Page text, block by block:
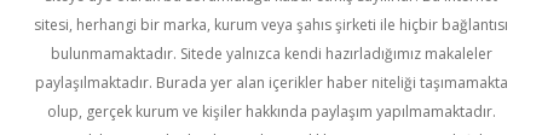
sitesi, herhangi bir marka, kurum veya şahıs şirketi ile hiçbir bağlantısı
bulunmamaktadır. Sitede yalnızca kendi hazırladığımız makaleler
paylaşılmaktadır. Burada yer alan içerikler haber niteliği taşımamakta
olup, gerçek kurum ve kişiler hakkında paylaşım yapılmamaktadır.